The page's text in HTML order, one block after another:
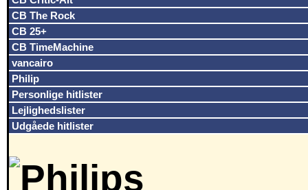
CB The Rock
CB 25+
CB TimeMachine
vancairo
Philip
Personlige hitlister
Lejlighedslister
Udgåede hitlister